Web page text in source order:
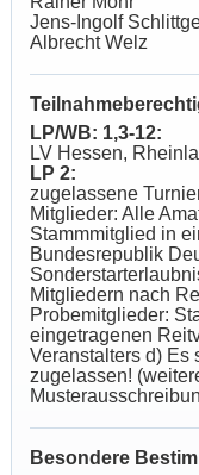
Jens-Ingolf
Albrecht Welz
LP/WB: 1,3-12:
LV Hessen,
LP 2:
zugelassene
Mitglieder: Alle
Stammmitglied in
Bundesrepublik
Mitgliedern nach
Probemitglieder:
eingetragenen
Veranstalters d) Es
zugelassen!
Besondere